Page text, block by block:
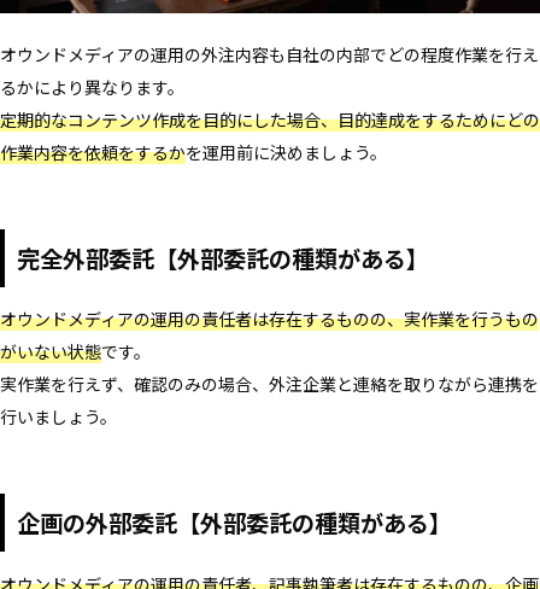
オウンドメディアの運用の外注内容も自社の内部でどの程度作業を行え
るかにより異なります。
定期的なコンテンツ作成を目的にした場合、目的達成をするためにどの
作業内容を依頼をするかを運用前に決めましょう。
完全外部委託【外部委託の種類がある】
オウンドメディアの運用の責任者は存在するものの、実作業を行うもの
がいない状態です。
実作業を行えず、確認のみの場合、外注企業と連絡を取りながら連携を
行いましょう。
企画の外部委託【外部委託の種類がある】
オウンドメディアの運用の責任者、記事執筆者は存在するものの、企画